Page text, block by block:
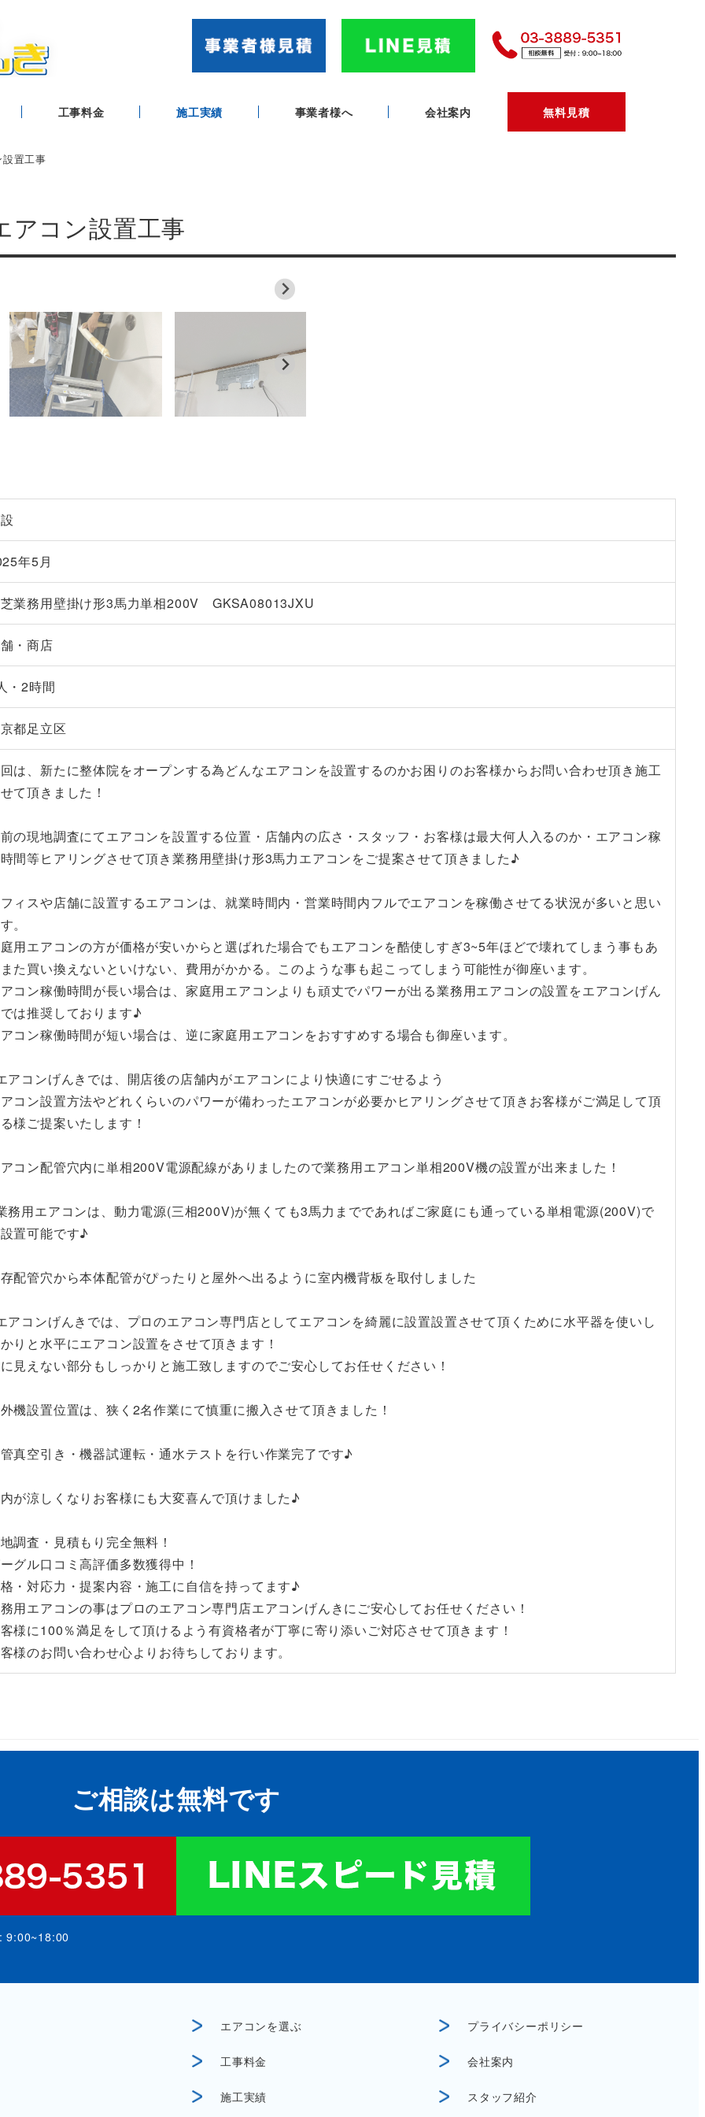
工事料金 施工実績 事業者様へ 会社案内 無料見積
置工事
アコン設置工事
年5月
業務用壁掛け形3馬力単相200V GKSA08013JXU
・商店
・2時間
都足立区
は、新たに整体院をオープンする為どんなエアコンを設置するのかお困りのお客様からお問い合わせ頂き施工
て頂きました！
の現地調査にてエアコンを設置する位置・店舗内の広さ・スタッフ・お客様は最大何人入るのか・エアコン稼
間等ヒアリングさせて頂き業務用壁掛け形3馬力エアコンをご提案させて頂きました♪
ィスや店舗に設置するエアコンは、就業時間内・営業時間内フルでエアコンを稼働させてる状況が多いと思い
。
用エアコンの方が価格が安いからと選ばれた場合でもエアコンを酷使しすぎ3~5年ほどで壊れてしまう事もあ
た買い換えないといけない、費用がかかる。このような事も起こってしまう可能性が御座います。
コン稼働時間が長い場合は、家庭用エアコンよりも頑丈でパワーが出る業務用エアコンの設置をエアコンげん
は推奨しております♪
コン稼働時間が短い場合は、逆に家庭用エアコンをおすすめする場合も御座います。
アコンげんきでは、開店後の店舗内がエアコンにより快適にすごせるよう
コン設置方法やどれくらいのパワーが備わったエアコンが必要かヒアリングさせて頂きお客様がご満足して頂
様ご提案いたします！
コン配管穴内に単相200V電源配線がありましたので業務用エアコン単相200V機の設置が出来ました！
務用エアコンは、動力電源(三相200V)が無くても3馬力までであればご家庭にも通っている単相電源(200V)で
置可能です♪
配管穴から本体配管がぴったりと屋外へ出るように室内機背板を取付しました
アコンげんきでは、プロのエアコン専門店としてエアコンを綺麗に設置設置させて頂くために水平器を使いし
りと水平にエアコン設置をさせて頂きます！
見えない部分もしっかりと施工致しますのでご安心してお任せください！
機設置位置は、狭く2名作業にて慎重に搬入させて頂きました！
真空引き・機器試運転・通水テストを行い作業完了です♪
が涼しくなりお客様にも大変喜んで頂けました♪
調査・見積もり完全無料！
グル口コミ高評価多数獲得中！
・対応力・提案内容・施工に自信を持ってます♪
用エアコンの事はプロのエアコン専門店エアコンげんきにご安心してお任せください！
様に100％満足をして頂けるよう有資格者が丁寧に寄り添いご対応させて頂きます！
様のお問い合わせ心よりお待ちしております。
ご相談は無料です
9:00~18:00
エアコンを選ぶ
工事料金
施工実績
プライバシーポリシー
会社案内
スタッフ紹介